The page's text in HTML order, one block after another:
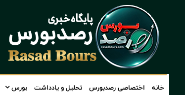
خانه اختصاصی رصدبورس تحلیل و یادداشت بورس